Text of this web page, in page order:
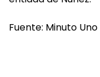
Fuente: Minuto Uno